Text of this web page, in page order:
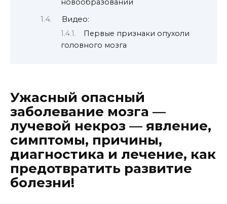
новообразований
Видео:
Первые признаки опухоли
головного мозга
Ужасный опасный
заболевание мозга —
лучевой некроз — явление,
симптомы, причины,
диагностика и лечение, как
предотвратить развитие
болезни!